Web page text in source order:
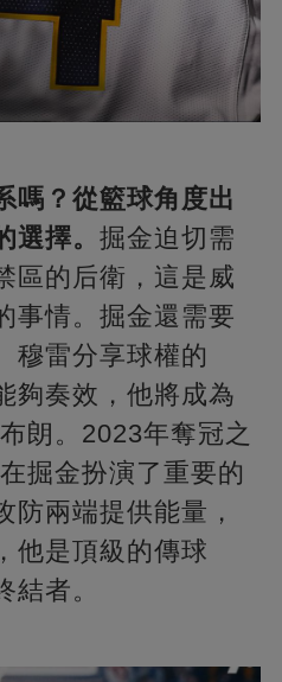
嗎？從籃球角度出
擇。 掘金迫切需
區的后衛，這是威
事情。掘金還需要
穆雷分享球權的
夠奏效，他將成為
朗。2023年奪冠之
掘金扮演了重要的
防兩端提供能量，
他是頂級的傳球
者。